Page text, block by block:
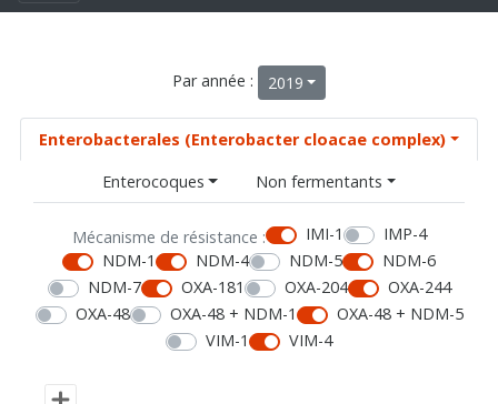
Par année : 2019
Enterobacterales (Enterobacter cloacae complex)
Enterocoques
Non fermentants
Mécanisme de résistance : IMI-1
IMP-4
NDM-1
NDM-4 NDM-5
NDM-6
NDM-7
OXA-181 OXA-204
OXA-244
OXA-48
OXA-48 + NDM-1
OXA-48 + NDM-5
VIM-1
VIM-4